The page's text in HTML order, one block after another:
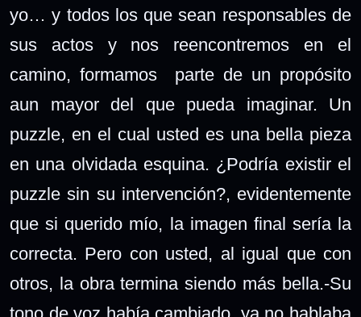
yo… y todos los que sean responsables de
sus actos y nos reencontremos en el
camino, formamos parte de un propósito
aun mayor del que pueda imaginar. Un
puzzle, en el cual usted es una bella pieza
en una olvidada esquina. ¿Podría existir el
puzzle sin su intervención?, evidentemente
que si querido mío, la imagen final sería la
correcta. Pero con usted, al igual que con
otros, la obra termina siendo más bella.-Su